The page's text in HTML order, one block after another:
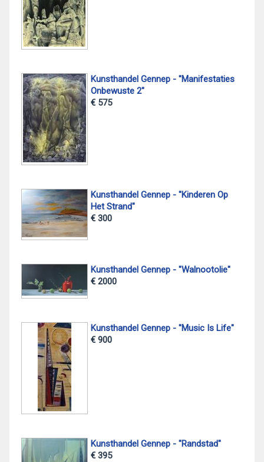
Kunsthandel Gennep - "Manifestaties
Onbewuste 2"
€ 575
Kunsthandel Gennep - "Kinderen Op
Het Strand"
€ 300
Kunsthandel Gennep - "Walnootolie"
€ 2000
Kunsthandel Gennep - "Music Is Life"
€ 900
Kunsthandel Gennep - "Randstad"
€ 395